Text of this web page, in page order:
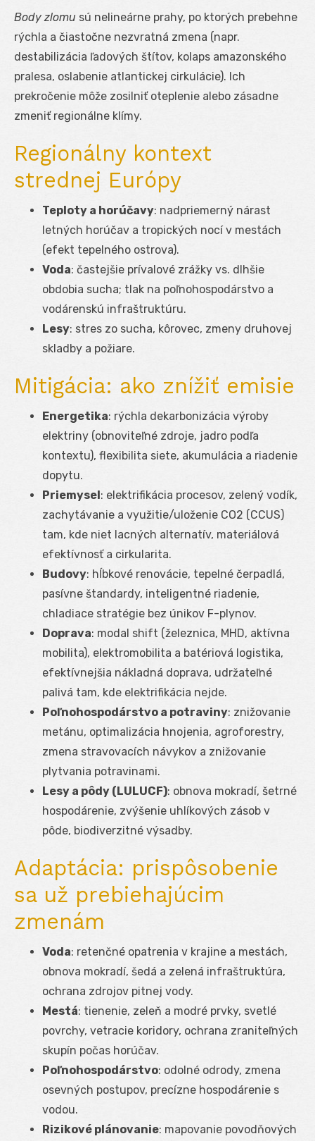
Body zlomu sú nelineárne prahy, po ktorých prebehne
rýchla a čiastočne nezvratná zmena (napr.
destabilizácia ľadových štítov, kolaps amazonského
pralesa, oslabenie atlantickej cirkulácie). Ich
prekročenie môže zosilniť oteplenie alebo zásadne
zmeniť regionálne klímy.
Regionálny kontext
strednej Európy
Teploty a horúčavy: nadpriemerný nárast
letných horúčav a tropických nocí v mestách
(efekt tepelného ostrova).
Voda: častejšie prívalové zrážky vs. dlhšie
obdobia sucha; tlak na poľnohospodárstvo a
vodárenskú infraštruktúru.
Lesy: stres zo sucha, kôrovec, zmeny druhovej
skladby a požiare.
Mitigácia: ako znížiť emisie
Energetika: rýchla dekarbonizácia výroby
elektriny (obnoviteľné zdroje, jadro podľa
kontextu), flexibilita siete, akumulácia a riadenie
dopytu.
Priemysel: elektrifikácia procesov, zelený vodík,
zachytávanie a využitie/uloženie CO2 (CCUS)
tam, kde niet lacných alternatív, materiálová
efektívnosť a cirkularita.
Budovy: hĺbkové renovácie, tepelné čerpadlá,
pasívne štandardy, inteligentné riadenie,
chladiace stratégie bez únikov F-plynov.
Doprava: modal shift (železnica, MHD, aktívna
mobilita), elektromobilita a batériová logistika,
efektívnejšia nákladná doprava, udržateľné
palivá tam, kde elektrifikácia nejde.
Poľnohospodárstvo a potraviny: znižovanie
metánu, optimalizácia hnojenia, agroforestry,
zmena stravovacích návykov a znižovanie
plytvania potravinami.
Lesy a pôdy (LULUCF): obnova mokradí, šetrné
hospodárenie, zvýšenie uhlíkových zásob v
pôde, biodiverzitné výsadby.
Adaptácia: prispôsobenie
sa už prebiehajúcim
zmenám
Voda: retenčné opatrenia v krajine a mestách,
obnova mokradí, šedá a zelená infraštruktúra,
ochrana zdrojov pitnej vody.
Mestá: tienenie, zeleň a modré prvky, svetlé
povrchy, vetracie koridory, ochrana zraniteľných
skupín počas horúčav.
Poľnohospodárstvo: odolné odrody, zmena
osevných postupov, precízne hospodárenie s
vodou.
Rizikové plánovanie: mapovanie povodňových